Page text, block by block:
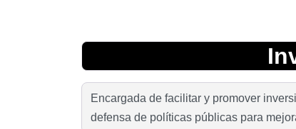
Encargada de facilitar y promover
defensa de políticas públicas para